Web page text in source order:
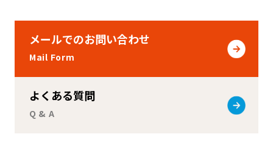
メールでのお問い合わせ
Mail Form
よくある質問
Q & A